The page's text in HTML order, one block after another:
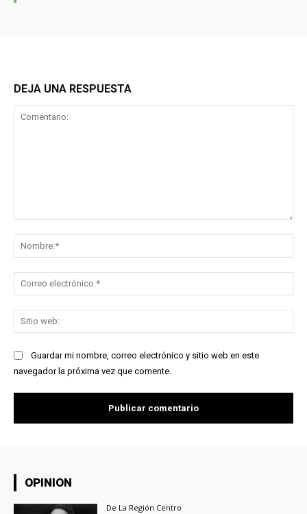
DEJA UNA RESPUESTA
Guardar mi nombre, correo electrónico y sitio web en este
navegador la próxima vez que comente.
OPINION
De La Región Centro